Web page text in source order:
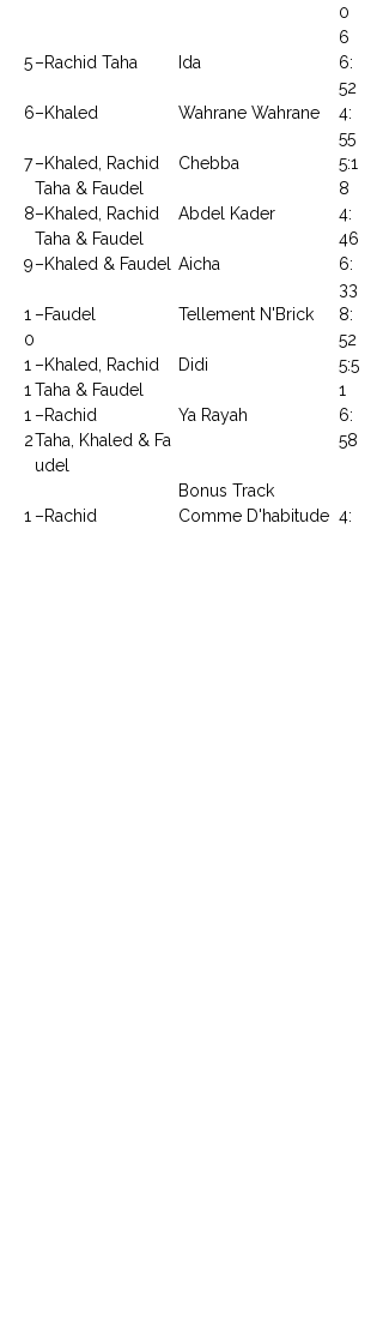
0
6
5–Rachid Taha Ida
6:
52
6–Khaled Wahrane Wahrane
4:
55
7–Khaled, Rachid
Taha & Faudel
Chebba
5:1
8
8–Khaled, Rachid
Taha & Faudel
Abdel Kader
4:
46
9–Khaled & Faudel Aicha
6:
33
1
0
–Faudel Tellement N'Brick
8:
52
1
1
–Khaled, Rachid
Taha & Faudel
Didi
5:5
1
1
2
–Rachid
Taha, Khaled & Fa
udel
Ya Rayah
6:
58
Bonus Track
1 –Rachid
Comme D'habitude 4: